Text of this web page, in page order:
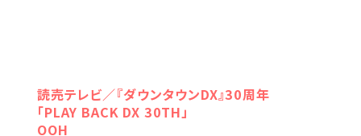
読売テレビ／『ダウンタウンDX』30周年
「PLAY BACK DX 30TH」
OOH